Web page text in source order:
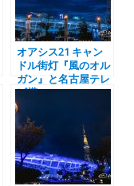
オアシス21 キャン
ドル街灯『風のオル
ガン』と名古屋テレ
ビ塔